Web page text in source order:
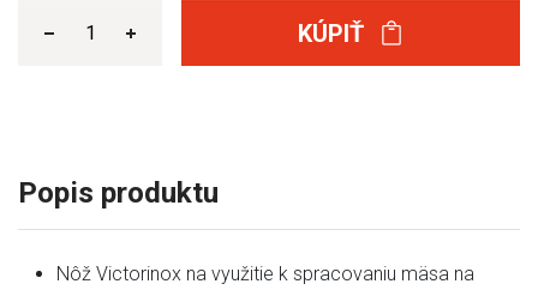
KÚPIŤ
Popis produktu
Nôž Victorinox na využitie k spracovaniu mäsa na